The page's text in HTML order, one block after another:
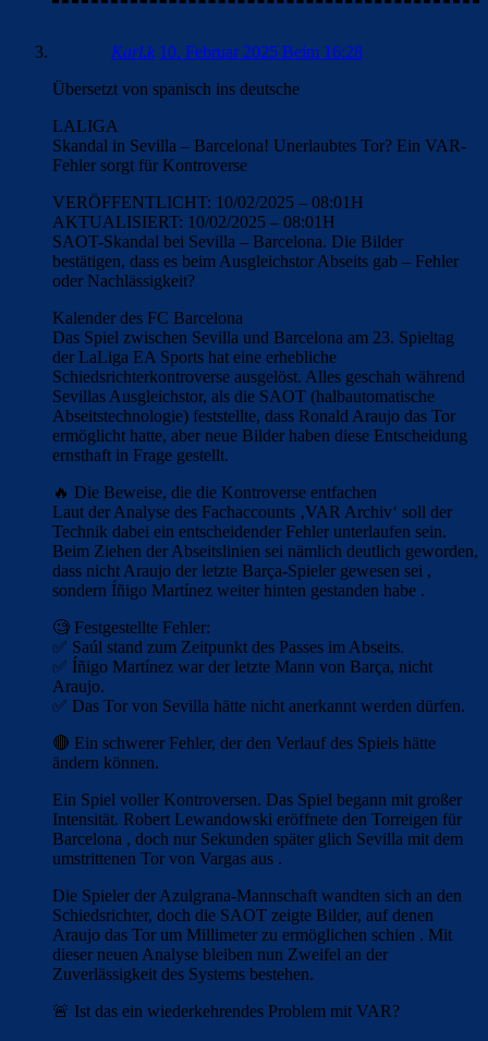
Karl.k 10. Februar 2025 Beim 16:28
Übersetzt von spanisch ins deutsche
LALIGA
Skandal in Sevilla – Barcelona! Unerlaubtes Tor? Ein VAR-
Fehler sorgt für Kontroverse
VERÖFFENTLICHT: 10/02/2025 – 08:01H
AKTUALISIERT: 10/02/2025 – 08:01H
SAOT-Skandal bei Sevilla – Barcelona. Die Bilder
bestätigen, dass es beim Ausgleichstor Abseits gab – Fehler
oder Nachlässigkeit?
Kalender des FC Barcelona
Das Spiel zwischen Sevilla und Barcelona am 23. Spieltag
der LaLiga EA Sports hat eine erhebliche
Schiedsrichterkontroverse ausgelöst. Alles geschah während
Sevillas Ausgleichstor, als die SAOT (halbautomatische
Abseitstechnologie) feststellte, dass Ronald Araujo das Tor
ermöglicht hatte, aber neue Bilder haben diese Entscheidung
ernsthaft in Frage gestellt.
🔥 Die Beweise, die die Kontroverse entfachen
Laut der Analyse des Fachaccounts ‚VAR Archiv‘ soll der
Technik dabei ein entscheidender Fehler unterlaufen sein.
Beim Ziehen der Abseitslinien sei nämlich deutlich geworden,
dass nicht Araujo der letzte Barça-Spieler gewesen sei ,
sondern Íñigo Martínez weiter hinten gestanden habe .
🧐 Festgestellte Fehler:
✅ Saúl stand zum Zeitpunkt des Passes im Abseits.
✅ Íñigo Martínez war der letzte Mann von Barça, nicht
Araujo.
✅ Das Tor von Sevilla hätte nicht anerkannt werden dürfen.
🔴 Ein schwerer Fehler, der den Verlauf des Spiels hätte
ändern können.
Ein Spiel voller Kontroversen. Das Spiel begann mit großer
Intensität. Robert Lewandowski eröffnete den Torreigen für
Barcelona , ​​doch nur Sekunden später glich Sevilla mit dem
umstrittenen Tor von Vargas aus .
Die Spieler der Azulgrana-Mannschaft wandten sich an den
Schiedsrichter, doch die SAOT zeigte Bilder, auf denen
Araujo das Tor um Millimeter zu ermöglichen schien . Mit
dieser neuen Analyse bleiben nun Zweifel an der
Zuverlässigkeit des Systems bestehen.
🚨 Ist das ein wiederkehrendes Problem mit VAR?